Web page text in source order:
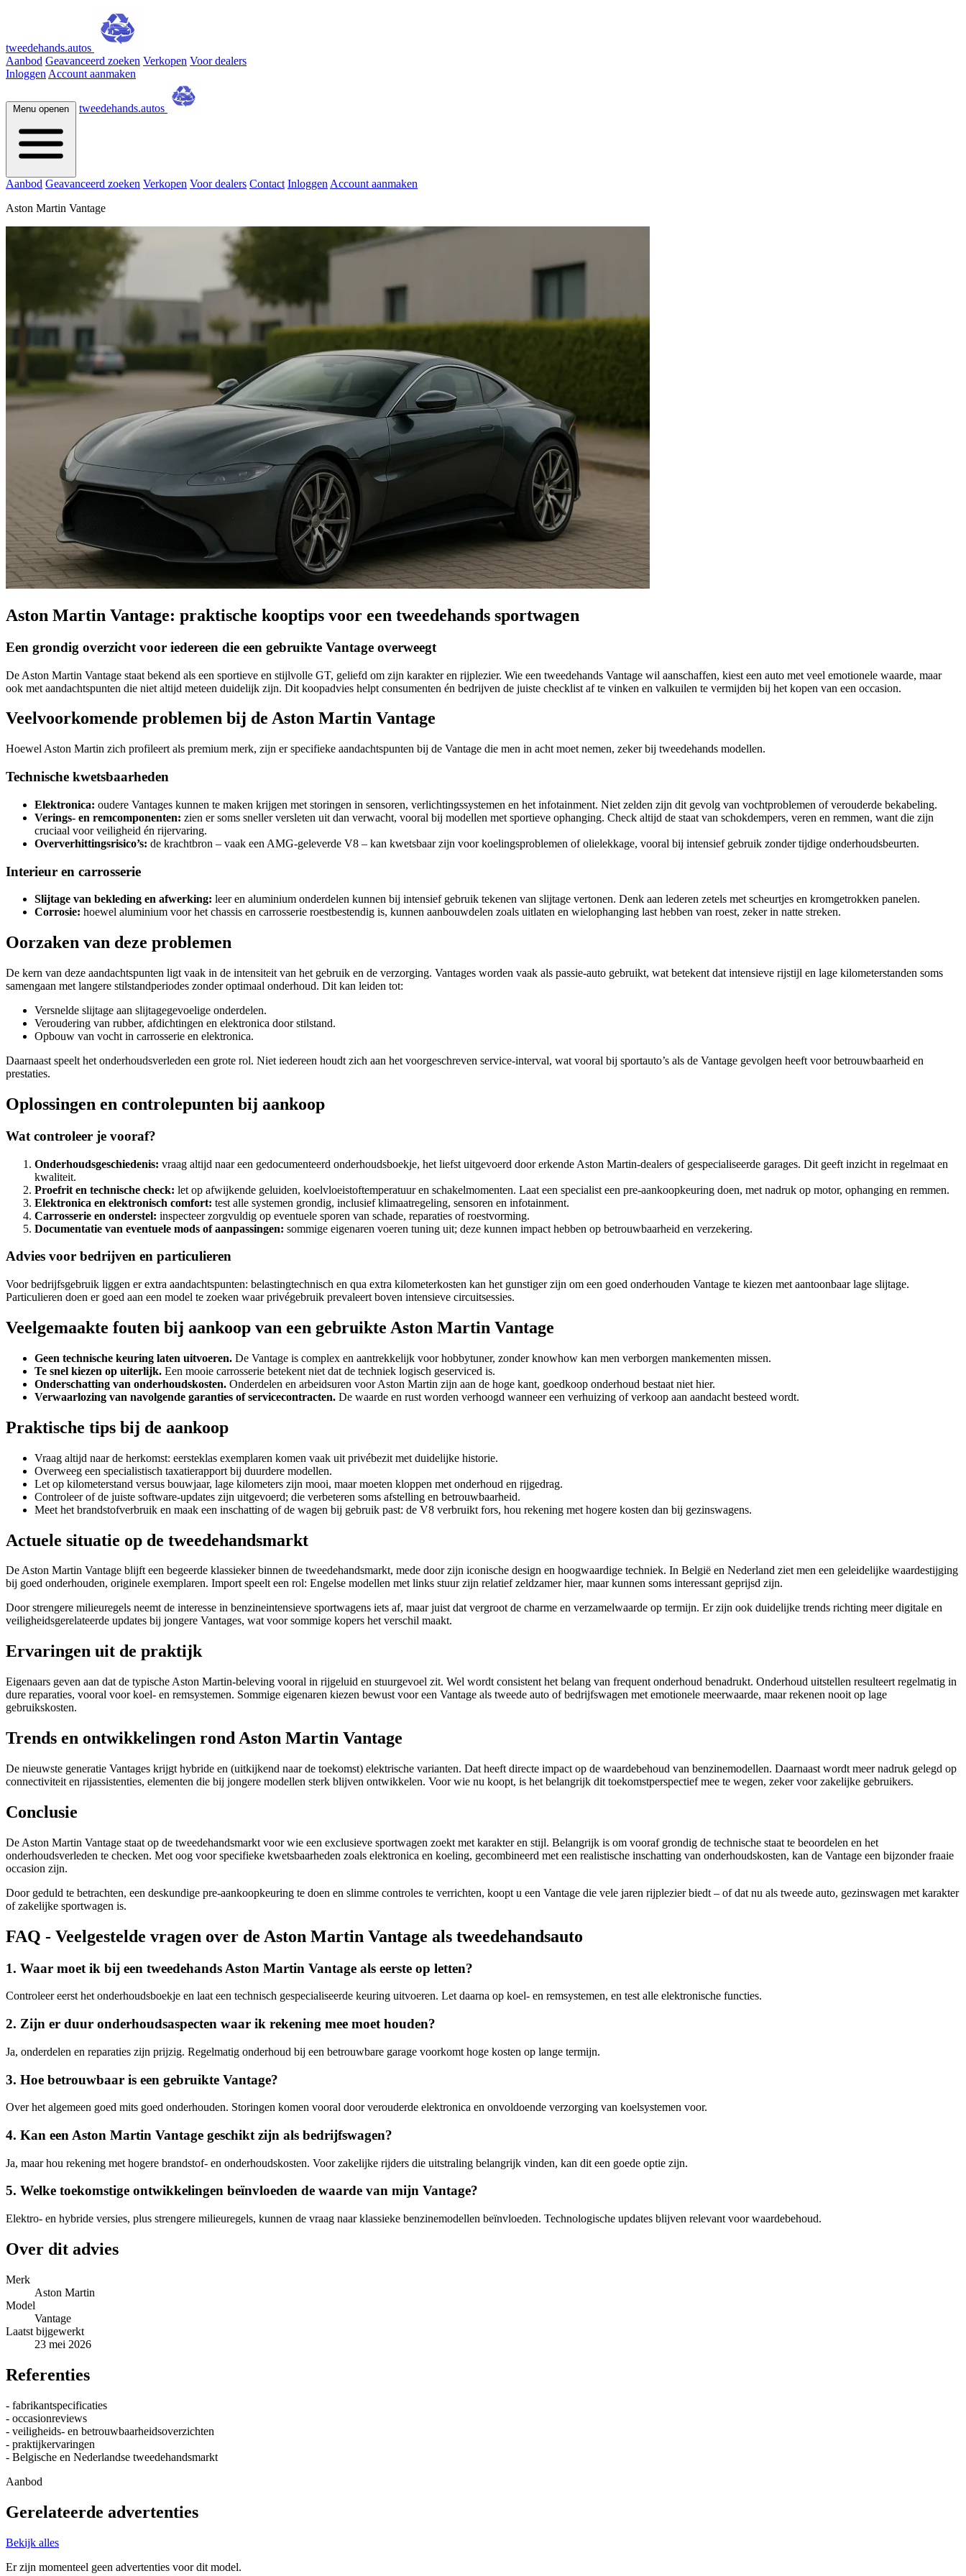
tweedehands.autos
Aanbod Geavanceerd zoeken Verkopen Voor dealers
Inloggen Account aanmaken
Menu openen tweedehands.autos
Aanbod Geavanceerd zoeken Verkopen Voor dealers Contact Inloggen Account aanmaken
Aston Martin Vantage
Aston Martin Vantage: praktische kooptips voor een tweedehands sportwagen
Een grondig overzicht voor iedereen die een gebruikte Vantage overweegt
De Aston Martin Vantage staat bekend als een sportieve en stijlvolle GT, geliefd om zijn karakter en rijplezier. Wie een tweedehands Vantage wil aanschaffen, kiest een auto met veel emotionele waarde, maar
ook met aandachtspunten die niet altijd meteen duidelijk zijn. Dit koopadvies helpt consumenten én bedrijven de juiste checklist af te vinken en valkuilen te vermijden bij het kopen van een occasion.
Veelvoorkomende problemen bij de Aston Martin Vantage
Hoewel Aston Martin zich profileert als premium merk, zijn er specifieke aandachtspunten bij de Vantage die men in acht moet nemen, zeker bij tweedehands modellen.
Technische kwetsbaarheden
Elektronica: oudere Vantages kunnen te maken krijgen met storingen in sensoren, verlichtingssystemen en het infotainment. Niet zelden zijn dit gevolg van vochtproblemen of verouderde bekabeling.
Verings- en remcomponenten: zien er soms sneller versleten uit dan verwacht, vooral bij modellen met sportieve ophanging. Check altijd de staat van schokdempers, veren en remmen, want die zijn
cruciaal voor veiligheid én rijervaring.
Oververhittingsrisico’s: de krachtbron – vaak een AMG-geleverde V8 – kan kwetsbaar zijn voor koelingsproblemen of olielekkage, vooral bij intensief gebruik zonder tijdige onderhoudsbeurten.
Interieur en carrosserie
Slijtage van bekleding en afwerking: leer en aluminium onderdelen kunnen bij intensief gebruik tekenen van slijtage vertonen. Denk aan lederen zetels met scheurtjes en kromgetrokken panelen.
Corrosie: hoewel aluminium voor het chassis en carrosserie roestbestendig is, kunnen aanbouwdelen zoals uitlaten en wielophanging last hebben van roest, zeker in natte streken.
Oorzaken van deze problemen
De kern van deze aandachtspunten ligt vaak in de intensiteit van het gebruik en de verzorging. Vantages worden vaak als passie-auto gebruikt, wat betekent dat intensieve rijstijl en lage kilometerstanden soms
samengaan met langere stilstandperiodes zonder optimaal onderhoud. Dit kan leiden tot:
Versnelde slijtage aan slijtagegevoelige onderdelen.
Veroudering van rubber, afdichtingen en elektronica door stilstand.
Opbouw van vocht in carrosserie en elektronica.
Daarnaast speelt het onderhoudsverleden een grote rol. Niet iedereen houdt zich aan het voorgeschreven service-interval, wat vooral bij sportauto’s als de Vantage gevolgen heeft voor betrouwbaarheid en
prestaties.
Oplossingen en controlepunten bij aankoop
Wat controleer je vooraf?
Onderhoudsgeschiedenis: vraag altijd naar een gedocumenteerd onderhoudsboekje, het liefst uitgevoerd door erkende Aston Martin-dealers of gespecialiseerde garages. Dit geeft inzicht in regelmaat en
kwaliteit.
Proefrit en technische check: let op afwijkende geluiden, koelvloeistoftemperatuur en schakelmomenten. Laat een specialist een pre-aankoopkeuring doen, met nadruk op motor, ophanging en remmen.
Elektronica en elektronisch comfort: test alle systemen grondig, inclusief klimaatregeling, sensoren en infotainment.
Carrosserie en onderstel: inspecteer zorgvuldig op eventuele sporen van schade, reparaties of roestvorming.
Documentatie van eventuele mods of aanpassingen: sommige eigenaren voeren tuning uit; deze kunnen impact hebben op betrouwbaarheid en verzekering.
Advies voor bedrijven en particulieren
Voor bedrijfsgebruik liggen er extra aandachtspunten: belastingtechnisch en qua extra kilometerkosten kan het gunstiger zijn om een goed onderhouden Vantage te kiezen met aantoonbaar lage slijtage.
Particulieren doen er goed aan een model te zoeken waar privégebruik prevaleert boven intensieve circuitsessies.
Veelgemaakte fouten bij aankoop van een gebruikte Aston Martin Vantage
Geen technische keuring laten uitvoeren. De Vantage is complex en aantrekkelijk voor hobbytuner, zonder knowhow kan men verborgen mankementen missen.
Te snel kiezen op uiterlijk. Een mooie carrosserie betekent niet dat de techniek logisch geserviced is.
Onderschatting van onderhoudskosten. Onderdelen en arbeidsuren voor Aston Martin zijn aan de hoge kant, goedkoop onderhoud bestaat niet hier.
Verwaarlozing van navolgende garanties of servicecontracten. De waarde en rust worden verhoogd wanneer een verhuizing of verkoop aan aandacht besteed wordt.
Praktische tips bij de aankoop
Vraag altijd naar de herkomst: eersteklas exemplaren komen vaak uit privébezit met duidelijke historie.
Overweeg een specialistisch taxatierapport bij duurdere modellen.
Let op kilometerstand versus bouwjaar, lage kilometers zijn mooi, maar moeten kloppen met onderhoud en rijgedrag.
Controleer of de juiste software-updates zijn uitgevoerd; die verbeteren soms afstelling en betrouwbaarheid.
Meet het brandstofverbruik en maak een inschatting of de wagen bij gebruik past: de V8 verbruikt fors, hou rekening met hogere kosten dan bij gezinswagens.
Actuele situatie op de tweedehandsmarkt
De Aston Martin Vantage blijft een begeerde klassieker binnen de tweedehandsmarkt, mede door zijn iconische design en hoogwaardige techniek. In België en Nederland ziet men een geleidelijke waardestijging
bij goed onderhouden, originele exemplaren. Import speelt een rol: Engelse modellen met links stuur zijn relatief zeldzamer hier, maar kunnen soms interessant geprijsd zijn.
Door strengere milieuregels neemt de interesse in benzineintensieve sportwagens iets af, maar juist dat vergroot de charme en verzamelwaarde op termijn. Er zijn ook duidelijke trends richting meer digitale en
veiligheidsgerelateerde updates bij jongere Vantages, wat voor sommige kopers het verschil maakt.
Ervaringen uit de praktijk
Eigenaars geven aan dat de typische Aston Martin-beleving vooral in rijgeluid en stuurgevoel zit. Wel wordt consistent het belang van frequent onderhoud benadrukt. Onderhoud uitstellen resulteert regelmatig in
dure reparaties, vooral voor koel- en remsystemen. Sommige eigenaren kiezen bewust voor een Vantage als tweede auto of bedrijfswagen met emotionele meerwaarde, maar rekenen nooit op lage
gebruikskosten.
Trends en ontwikkelingen rond Aston Martin Vantage
De nieuwste generatie Vantages krijgt hybride en (uitkijkend naar de toekomst) elektrische varianten. Dat heeft directe impact op de waardebehoud van benzinemodellen. Daarnaast wordt meer nadruk gelegd op
connectiviteit en rijassistenties, elementen die bij jongere modellen sterk blijven ontwikkelen. Voor wie nu koopt, is het belangrijk dit toekomstperspectief mee te wegen, zeker voor zakelijke gebruikers.
Conclusie
De Aston Martin Vantage staat op de tweedehandsmarkt voor wie een exclusieve sportwagen zoekt met karakter en stijl. Belangrijk is om vooraf grondig de technische staat te beoordelen en het
onderhoudsverleden te checken. Met oog voor specifieke kwetsbaarheden zoals elektronica en koeling, gecombineerd met een realistische inschatting van onderhoudskosten, kan de Vantage een bijzonder fraaie
occasion zijn.
Door geduld te betrachten, een deskundige pre-aankoopkeuring te doen en slimme controles te verrichten, koopt u een Vantage die vele jaren rijplezier biedt – of dat nu als tweede auto, gezinswagen met karakter
of zakelijke sportwagen is.
FAQ - Veelgestelde vragen over de Aston Martin Vantage als tweedehandsauto
1. Waar moet ik bij een tweedehands Aston Martin Vantage als eerste op letten?
Controleer eerst het onderhoudsboekje en laat een technisch gespecialiseerde keuring uitvoeren. Let daarna op koel- en remsystemen, en test alle elektronische functies.
2. Zijn er duur onderhoudsaspecten waar ik rekening mee moet houden?
Ja, onderdelen en reparaties zijn prijzig. Regelmatig onderhoud bij een betrouwbare garage voorkomt hoge kosten op lange termijn.
3. Hoe betrouwbaar is een gebruikte Vantage?
Over het algemeen goed mits goed onderhouden. Storingen komen vooral door verouderde elektronica en onvoldoende verzorging van koelsystemen voor.
4. Kan een Aston Martin Vantage geschikt zijn als bedrijfswagen?
Ja, maar hou rekening met hogere brandstof- en onderhoudskosten. Voor zakelijke rijders die uitstraling belangrijk vinden, kan dit een goede optie zijn.
5. Welke toekomstige ontwikkelingen beïnvloeden de waarde van mijn Vantage?
Elektro- en hybride versies, plus strengere milieuregels, kunnen de vraag naar klassieke benzinemodellen beïnvloeden. Technologische updates blijven relevant voor waardebehoud.
Over dit advies
Merk
Aston Martin
Model
Vantage
Laatst bijgewerkt
23 mei 2026
Referenties
- fabrikantspecificaties
- occasionreviews
- veiligheids- en betrouwbaarheidsoverzichten
- praktijkervaringen
- Belgische en Nederlandse tweedehandsmarkt
Aanbod
Gerelateerde advertenties
Bekijk alles
Er zijn momenteel geen advertenties voor dit model.